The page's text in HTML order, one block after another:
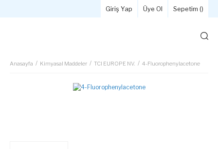
Giriş Yap Üye Ol Sepetim ()
Anasayfa Kimyasal Maddeler TCI EUROPE NV. 4-Fluorophenylacetone